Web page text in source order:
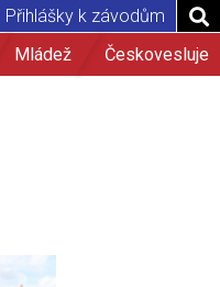
Přihlášky k závodům
Mládež Českovesluje